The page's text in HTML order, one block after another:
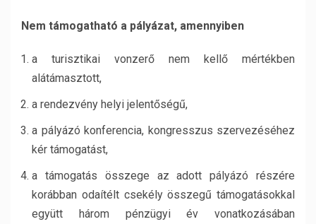
Nem támogatható a pályázat, amennyiben
a turisztikai vonzerő nem kellő mértékben
alátámasztott,
a rendezvény helyi jelentőségű,
a pályázó konferencia, kongresszus szervezéséhez
kér támogatást,
a támogatás összege az adott pályázó részére
korábban odaítélt csekély összegű támogatásokkal
együtt három pénzügyi év vonatkozásában